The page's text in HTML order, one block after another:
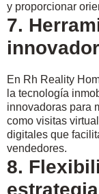
y proporcionar
7.
En Rh Reality
la tecnología
innovadoras para
como visitas
digitales que
vendedores.
8.